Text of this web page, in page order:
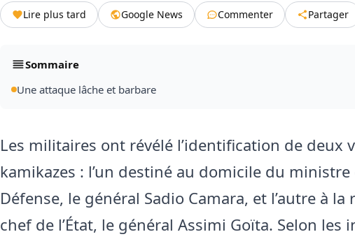
Lire plus tard Google News Commenter Partager
Sommaire
Une attaque lâche et barbare
Les militaires ont révélé l’identification de deux
kamikazes : l’un destiné au domicile du ministre
Défense, le général Sadio Camara, et l’autre à la
chef de l’État, le général Assimi Goïta. Selon les